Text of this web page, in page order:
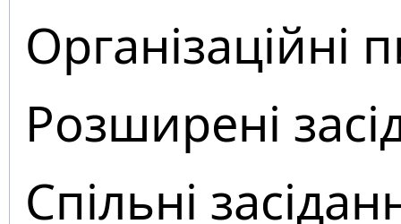
Організаційні
Розширені
Спільні